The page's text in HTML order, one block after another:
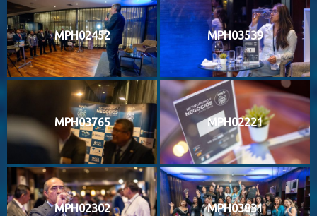
MPH02452 MPH03539
MPH03765 MPH02221
MPH02302 MPH03831